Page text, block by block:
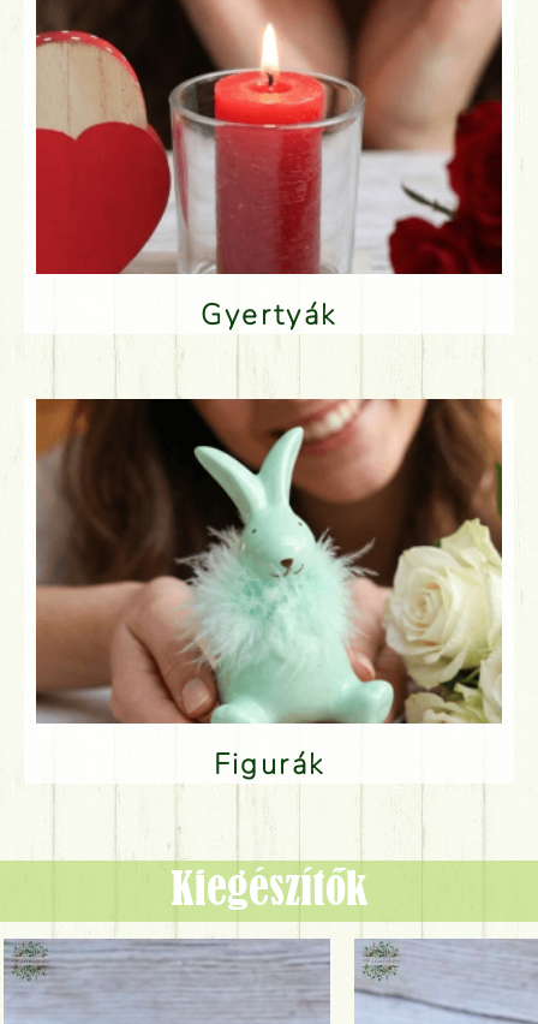
Gyertyák
Figurák
Kiegészítők